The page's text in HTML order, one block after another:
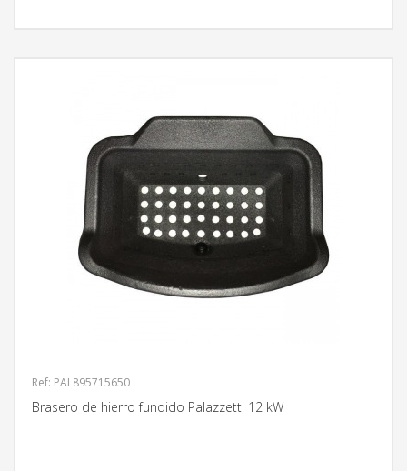
Ref: PAL895715650
Brasero de hierro fundido Palazzetti 12 kW